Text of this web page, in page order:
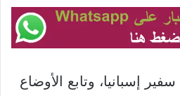
إسبانيا، وتابع الأوضاع